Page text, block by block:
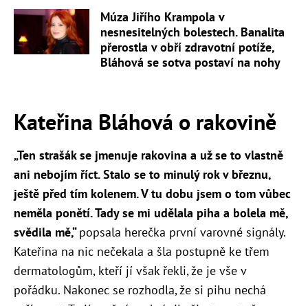
Múza Jiřího Krampola v
nesnesitelných bolestech. Banalita
přerostla v obří zdravotní potíže,
Bláhová se sotva postaví na nohy
Kateřina Bláhová o rakovině
„Ten strašák se jmenuje rakovina a už se to vlastně
ani nebojím říct. Stalo se to minulý rok v březnu,
ještě před tím kolenem. V tu dobu jsem o tom vůbec
neměla ponětí. Tady se mi udělala piha a bolela mě,
svědila mě,“popsala herečka první varovné signály.
Kateřina na nic nečekala a šla postupně ke třem
dermatologům, kteří jí však řekli, že je vše v
pořádku. Nakonec se rozhodla, že si pihu nechá